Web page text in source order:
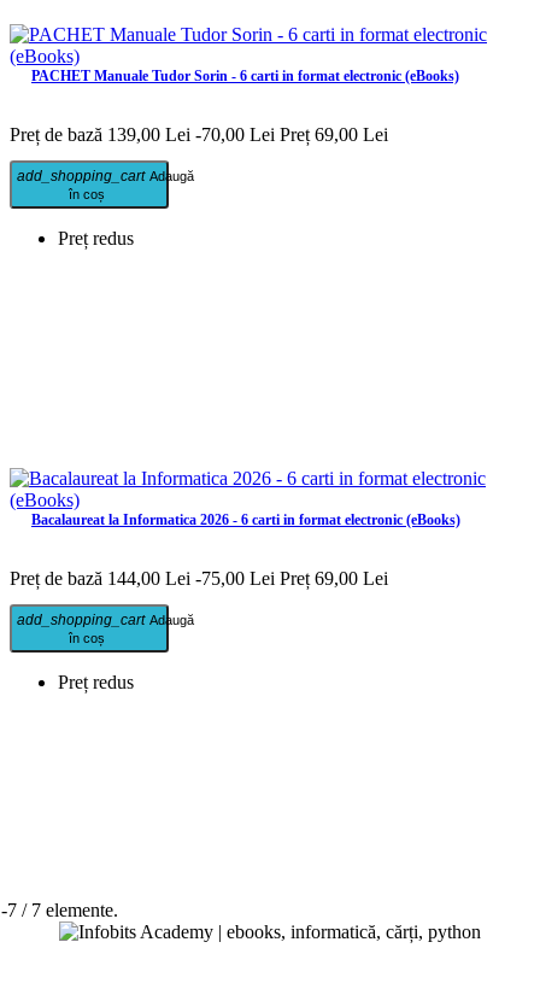
PACHET Manuale Tudor Sorin - 6 carti in format electronic (eBooks)
Preț de bază 139,00 Lei -70,00 Lei Preț 69,00 Lei
add_shopping_cart Adaugă
în coș
Preț redus
Bacalaureat la Informatica 2026 - 6 carti in format electronic (eBooks)
Preț de bază 144,00 Lei -75,00 Lei Preț 69,00 Lei
add_shopping_cart Adaugă
în coș
Preț redus
7 / 7 elemente.